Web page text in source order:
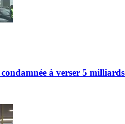
à verser 5 milliards